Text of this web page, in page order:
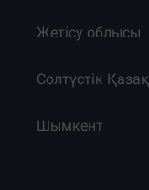
Жетісу облысы
Солтүстік
Шымкент